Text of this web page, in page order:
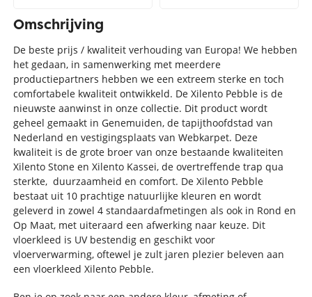
Omschrijving
De beste prijs / kwaliteit verhouding van Europa! We hebben
het gedaan, in samenwerking met meerdere
productiepartners hebben we een extreem sterke en toch
comfortabele kwaliteit ontwikkeld. De Xilento Pebble is de
nieuwste aanwinst in onze collectie. Dit product wordt
geheel gemaakt in Genemuiden, de tapijthoofdstad van
Nederland en vestigingsplaats van Webkarpet. Deze
kwaliteit is de grote broer van onze bestaande kwaliteiten
Xilento Stone en Xilento Kassei, de overtreffende trap qua
sterkte, duurzaamheid en comfort. De Xilento Pebble
bestaat uit 10 prachtige natuurlijke kleuren en wordt
geleverd in zowel 4 standaardafmetingen als ook in Rond en
Op Maat, met uiteraard een afwerking naar keuze. Dit
vloerkleed is UV bestendig en geschikt voor
vloerverwarming, oftewel je zult jaren plezier beleven aan
een vloerkleed Xilento Pebble.